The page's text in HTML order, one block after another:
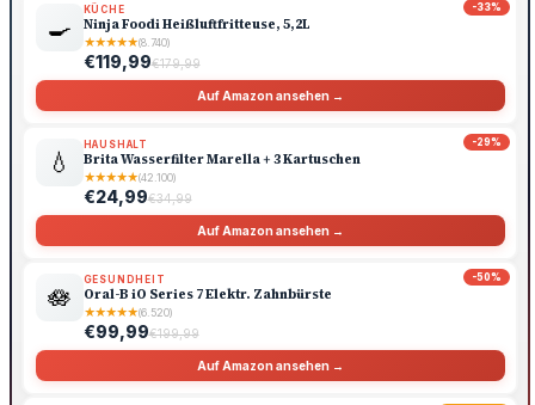
-33%
🍳
KÜCHE
Ninja Foodi Heißluftfritteuse, 5,2L
★★★★★(8.740)
€119,99€179,99
Auf Amazon ansehen →
-29%
💧
HAUSHALT
Brita Wasserfilter Marella + 3 Kartuschen
★★★★★(42.100)
€24,99€34,99
Auf Amazon ansehen →
-50%
🪷
GESUNDHEIT
Oral-B iO Series 7 Elektr. Zahnbürste
★★★★★(6.520)
€99,99€199,99
Auf Amazon ansehen →